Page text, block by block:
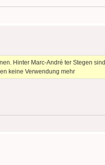
Hinter Marc-André ter Stegen
keine Verwendung mehr